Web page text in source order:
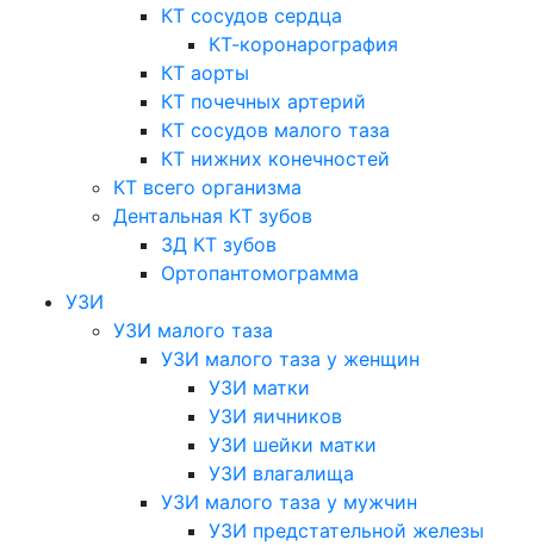
КТ сосудов сердца
КТ-коронарография
КТ аорты
КТ почечных артерий
КТ сосудов малого таза
КТ нижних конечностей
КТ всего организма
Дентальная КТ зубов
3Д КТ зубов
Ортопантомограмма
УЗИ
УЗИ малого таза
УЗИ малого таза у женщин
УЗИ матки
УЗИ яичников
УЗИ шейки матки
УЗИ влагалища
УЗИ малого таза у мужчин
УЗИ предстательной железы